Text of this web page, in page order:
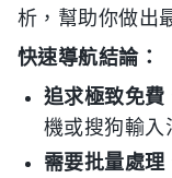
析，幫助你做出
快速導航結論：
追求極致免費
機或搜狗輸入
需要批量處理